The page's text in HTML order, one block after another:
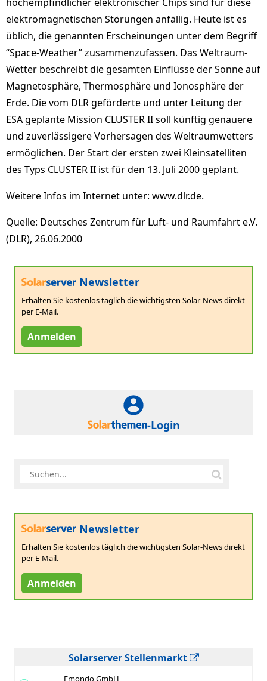
elektromagnetischen Störungen anfällig. Heute ist es
üblich, die genannten Erscheinungen unter dem Begriff
“Space-Weather” zusammenzufassen. Das Weltraum-
Wetter beschreibt die gesamten Einflüsse der Sonne auf
Magnetosphäre, Thermosphäre und Ionosphäre der
Erde. Die vom DLR geförderte und unter Leitung der
ESA geplante Mission CLUSTER II soll künftig genauere
und zuverlässigere Vorhersagen des Weltraumwetters
ermöglichen. Der Start der ersten zwei Kleinsatelliten
des Typs CLUSTER II ist für den 13. Juli 2000 geplant.
Weitere Infos im Internet unter: www.dlr.de.
Quelle: Deutsches Zentrum für Luft- und Raumfahrt e.V.
(DLR), 26.06.2000
Newsletter
Erhalten Sie kostenlos täglich die wichtigsten Solar-News direkt
per E-Mail.
Anmelden
-Login
Newsletter
Erhalten Sie kostenlos täglich die wichtigsten Solar-News direkt
per E-Mail.
Anmelden
Solarserver Stellenmarkt